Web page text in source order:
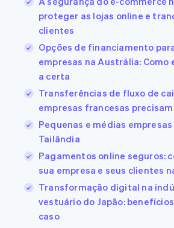
proteger as lojas online e
clientes
Opções de financiamento
empresas na Austrália: Como
a certa
Transferências de fluxo de
empresas francesas
Pequenas e médias empresas
Tailândia
Pagamentos online seguros:
sua empresa e seus clientes
Transformação digital na
vestuário do Japão:
caso